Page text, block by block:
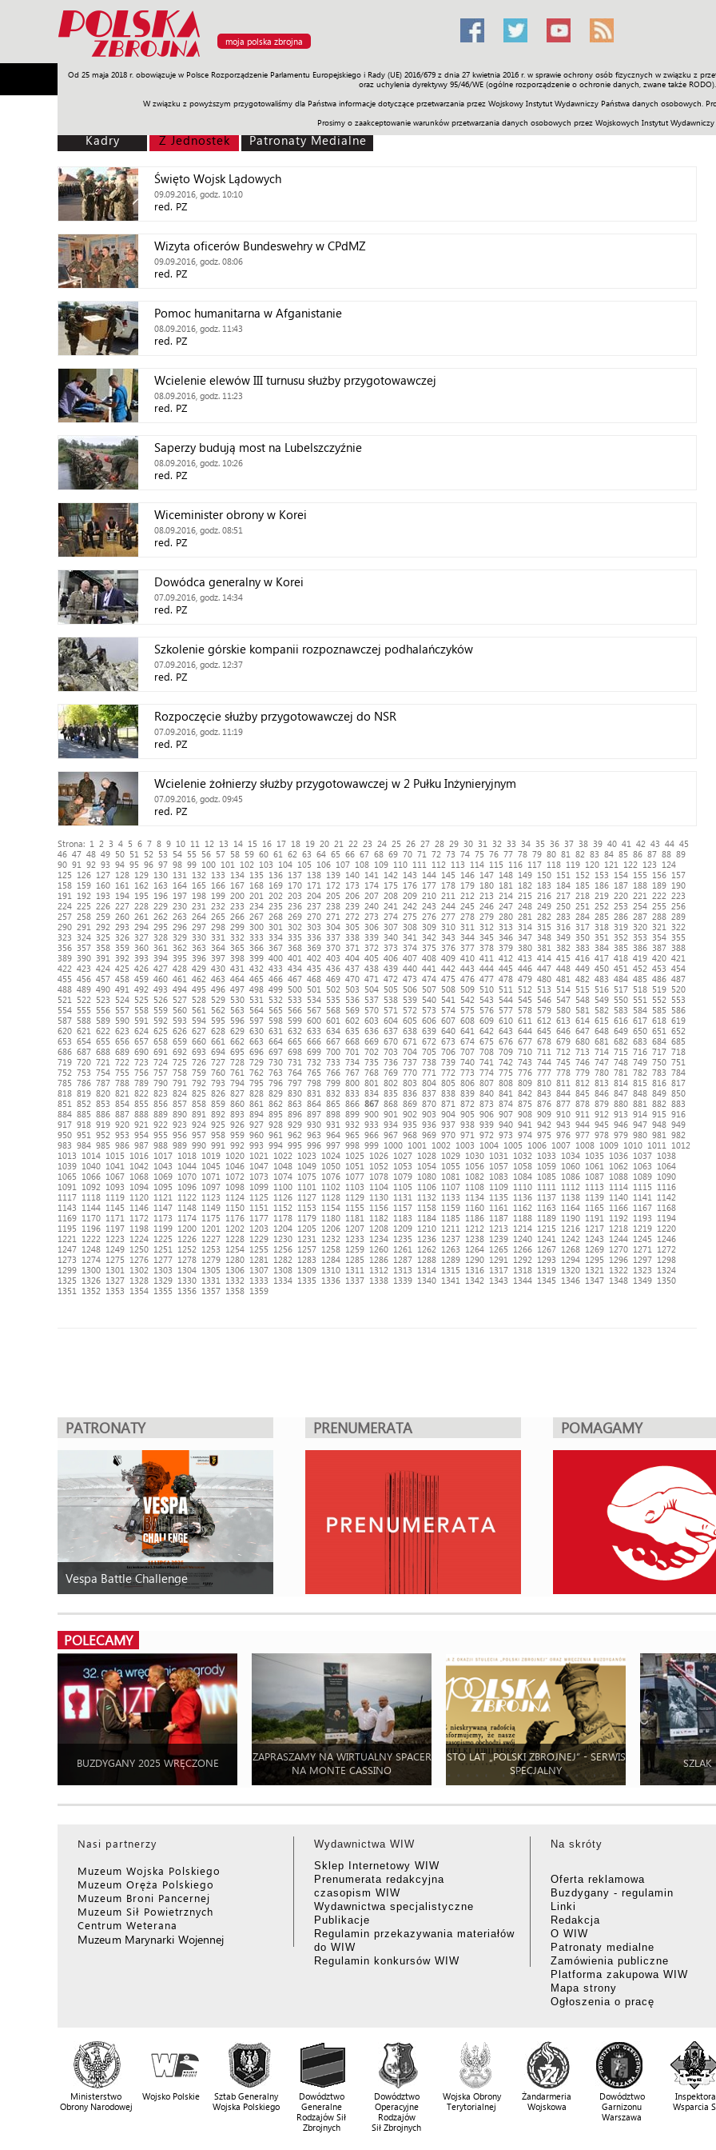
moja polska zbrojna
Od 25 maja 2018 r. obowiązuje w Polsce Rozporządzenie Parlamentu Europejskiego i Rady (UE) 2016/679 z dnia 27 kwietnia 2016 r. w sprawie ochrony osób fizycznych w związku z
oraz uchylenia dyrektywy 95/46/WE (ogólne rozporządzenie o ochronie danych, zwane także RODO).
W związku z powyższym przygotowaliśmy dla Państwa informacje dotyczące przetwarzania przez Wojskowy Instytut Wydawniczy Państwa danych osobowych.
Prosimy o zaakceptowanie warunków przetwarzania danych osobowych przez Wojskowych Instytut Wydawniczy
Armia Poligon Sprzęt Misje Polityka Prawo Świat Społeczność Sport Historia Galerie Wideo
Kadry Z Jednostek Patronaty Medialne
Święto Wojsk Lądowych
09.09.2016, godz. 10:10
red. PZ
Wizyta oficerów Bundeswehry w CPdMZ
09.09.2016, godz. 08:06
red. PZ
Pomoc humanitarna w Afganistanie
08.09.2016, godz. 11:43
red. PZ
Wcielenie elewów III turnusu służby przygotowawczej
08.09.2016, godz. 11:23
red. PZ
Saperzy budują most na Lubelszczyźnie
08.09.2016, godz. 10:26
red. PZ
Wiceminister obrony w Korei
08.09.2016, godz. 08:51
red. PZ
Dowódca generalny w Korei
07.09.2016, godz. 14:34
red. PZ
Szkolenie górskie kompanii rozpoznawczej podhalańczyków
07.09.2016, godz. 12:37
red. PZ
Rozpoczęcie służby przygotowawczej do NSR
07.09.2016, godz. 11:19
red. PZ
Wcielenie żołnierzy służby przygotowawczej w 2 Pułku Inżynieryjnym
07.09.2016, godz. 09:45
red. PZ
Strona: 1 2 3 4 5 6 7 8 9 10 11 12 13 14 15 16 17 18 19 20 21 22 23 24 25 26 27 28 29 30 31 32 33 34 35 36 37 38 39 40 41 42 43 44 45
46 47 48 49 50 51 52 53 54 55 56 57 58 59 60 61 62 63 64 65 66 67 68 69 70 71 72 73 74 75 76 77 78 79 80 81 82 83 84 85 86 87 88 89
90 91 92 93 94 95 96 97 98 99 100 101 102 103 104 105 106 107 108 109 110 111 112 113 114 115 116 117 118 119 120 121 122 123
124
125
126 127 128 129 130 131 132 133 134 135 136 137 138 139 140 141 142 143 144 145 146 147 148 149 150 151 152 153 154 155 156 157
158 159 160 161 162 163 164 165 166 167 168 169 170 171 172 173 174 175 176 177 178 179 180 181 182 183 184 185 186 187 188 189 190
191
192 193 194 195 196 197 198 199 200 201 202 203 204 205 206 207 208 209 210 211 212 213 214 215 216 217 218 219 220 221 222
223
224 225 226 227 228 229 230 231 232 233 234 235 236 237 238 239 240 241 242 243 244 245 246 247 248 249 250 251 252 253 254 255
256
257 258 259 260 261 262 263 264 265 266 267 268 269 270 271 272 273 274 275 276 277 278 279 280 281 282 283 284 285 286 287 288 289
290 291 292 293 294 295 296 297 298 299 300 301 302 303 304 305 306 307 308 309 310 311 312 313 314 315 316 317 318 319 320 321
322
323
324 325 326 327 328 329 330 331 332 333 334 335 336 337 338 339 340 341 342 343 344 345 346 347 348 349 350 351 352 353 354 355
356 357 358 359 360 361 362 363 364 365 366 367 368 369 370 371 372 373 374 375 376 377 378 379 380 381 382 383 384 385 386 387 388
389 390 391 392 393 394 395 396 397 398 399 400 401 402 403 404 405 406 407 408 409 410 411 412 413 414 415 416 417 418 419 420 421
422 423 424 425 426 427 428 429 430 431 432 433 434 435 436 437 438 439 440 441 442 443 444 445 446 447 448 449 450 451 452 453 454
455 456 457 458 459 460 461 462 463 464 465 466 467 468 469 470 471 472 473 474 475 476 477 478 479 480 481 482 483 484 485 486 487
488 489 490 491 492 493 494 495 496 497 498 499 500 501 502 503 504 505 506 507 508 509 510 511 512 513 514 515 516 517 518 519 520
521
522 523 524 525 526 527 528 529 530 531 532 533 534 535 536 537 538 539 540 541 542 543 544 545 546 547 548 549 550 551 552
553
554 555 556 557 558 559 560 561 562 563 564 565 566 567 568 569 570 571 572 573 574 575 576 577 578 579 580 581 582 583 584 585
586
587 588 589 590 591 592 593 594 595 596 597 598 599 600 601 602 603 604 605 606 607 608 609 610 611 612 613 614 615 616 617 618 619
620 621 622 623 624 625 626 627 628 629 630 631 632 633 634 635 636 637 638 639 640 641 642 643 644 645 646 647 648 649 650 651
652
653 654 655 656 657 658 659 660 661 662 663 664 665 666 667 668 669 670 671 672 673 674 675 676 677 678 679 680 681 682 683 684 685
686 687 688 689 690 691 692 693 694 695 696 697 698 699 700 701 702 703 704 705 706 707 708 709 710 711 712 713 714 715 716 717 718
719 720 721 722 723 724 725 726 727 728 729 730 731 732 733 734 735 736 737 738 739 740 741 742 743 744 745 746 747 748 749 750 751
752 753 754 755 756 757 758 759 760 761 762 763 764 765 766 767 768 769 770 771 772 773 774 775 776 777 778 779 780 781 782 783 784
785 786 787 788 789 790 791 792 793 794 795 796 797 798 799 800 801 802 803 804 805 806 807 808 809 810 811 812 813 814 815 816 817
818 819 820 821 822 823 824 825 826 827 828 829 830 831 832 833 834 835 836 837 838 839 840 841 842 843 844 845 846 847 848 849 850
851
852 853 854 855 856 857 858 859 860 861 862 863 864 865 866 867 868 869 870 871 872 873 874 875 876 877 878 879 880 881 882 883
884 885 886 887 888 889 890 891 892 893 894 895 896 897 898 899 900 901 902 903 904 905 906 907 908 909 910 911 912 913 914 915 916
917 918 919 920 921 922 923 924 925 926 927 928 929 930 931 932 933 934 935 936 937 938 939 940 941 942 943 944 945 946 947 948 949
950 951 952 953 954 955 956 957 958 959 960 961 962 963 964 965 966 967 968 969 970 971 972 973 974 975 976 977 978 979 980 981
982
983 984 985 986 987 988 989 990 991 992 993 994 995 996 997 998 999 1000 1001 1002 1003 1004 1005 1006 1007 1008 1009 1010 1011
1012
1013
1014 1015 1016 1017 1018 1019 1020 1021 1022 1023 1024 1025 1026 1027 1028 1029 1030 1031 1032 1033 1034 1035 1036 1037 1038
1039 1040 1041 1042 1043 1044 1045 1046 1047 1048 1049 1050 1051 1052 1053 1054 1055 1056 1057 1058 1059 1060 1061 1062 1063
1064
1065
1066 1067 1068 1069 1070 1071 1072 1073 1074 1075 1076 1077 1078 1079 1080 1081 1082 1083 1084 1085 1086 1087 1088 1089 1090
1091
1092 1093 1094 1095 1096 1097 1098 1099 1100 1101 1102 1103 1104 1105 1106 1107 1108 1109 1110 1111 1112 1113 1114 1115
1116
1117 1118 1119 1120 1121 1122 1123 1124 1125 1126 1127 1128 1129 1130 1131 1132 1133 1134 1135 1136 1137 1138 1139 1140 1141
1142
1143
1144 1145 1146 1147 1148 1149 1150 1151 1152 1153 1154 1155 1156 1157 1158 1159 1160 1161 1162 1163 1164 1165 1166 1167 1168
1169 1170 1171 1172 1173 1174 1175 1176 1177 1178 1179 1180 1181 1182 1183 1184 1185 1186 1187 1188 1189 1190 1191 1192 1193
1194
1195
1196 1197 1198 1199 1200 1201 1202 1203 1204 1205 1206 1207 1208 1209 1210 1211 1212 1213 1214 1215 1216 1217 1218 1219 1220
1221
1222 1223 1224 1225 1226 1227 1228 1229 1230 1231 1232 1233 1234 1235 1236 1237 1238 1239 1240 1241 1242 1243 1244 1245
1246
1247 1248 1249 1250 1251 1252 1253 1254 1255 1256 1257 1258 1259 1260 1261 1262 1263 1264 1265 1266 1267 1268 1269 1270 1271
1272
1273
1274 1275 1276 1277 1278 1279 1280 1281 1282 1283 1284 1285 1286 1287 1288 1289 1290 1291 1292 1293 1294 1295 1296 1297 1298
1299 1300 1301 1302 1303 1304 1305 1306 1307 1308 1309 1310 1311 1312 1313 1314 1315 1316 1317 1318 1319 1320 1321 1322 1323
1324
1325
1326 1327 1328 1329 1330 1331 1332 1333 1334 1335 1336 1337 1338 1339 1340 1341 1342 1343 1344 1345 1346 1347 1348 1349 1350
1351
1352 1353 1354 1355 1356 1357 1358 1359
PATRONATY
Vespa Battle Challenge
PRENUMERATA POMAGAMY
POLECAMY
BUZDYGANY 2025 WRĘCZONE
ZAPRASZAMY NA WIRTUALNY SPACER
NA MONTE CASSINO
STO LAT „POLSKI ZBROJNEJ” - SERWIS
SPECJALNY
SZLAK
Nasi partnerzy
Muzeum Wojska Polskiego
Muzeum Oręża Polskiego
Muzeum Broni Pancernej
Muzeum Sił Powietrznych
Centrum Weterana
Muzeum Marynarki Wojennej
Wydawnictwa WIW
Sklep Internetowy WIW
Prenumerata redakcyjna
czasopism WIW
Wydawnictwa specjalistyczne
Publikacje
Regulamin przekazywania materiałów
do WIW
Regulamin konkursów WIW
Na skróty
Oferta reklamowa
Buzdygany - regulamin
Linki
Redakcja
O WIW
Patronaty medialne
Zamówienia publiczne
Platforma zakupowa WIW
Mapa strony
Ogłoszenia o pracę
Ministerstwo
Obrony Narodowej
Wojsko Polskie
Sztab Generalny
Wojska Polskiego
Dowództwo
Generalne
Rodzajów Sił
Zbrojnych
Dowództwo
Operacyjne
Rodzajów
Sił Zbrojnych
Wojska Obrony
Terytorialnej
Żandarmeria
Wojskowa
Dowództwo
Garnizonu
Warszawa
Wsparcia